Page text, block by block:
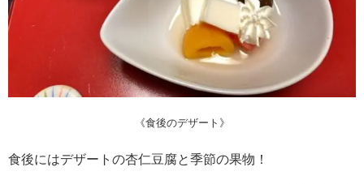
《食後のデザート》
食後にはデザートの杏仁豆腐と季節の果物！